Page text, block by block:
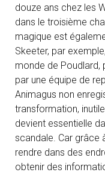
douze ans chez les
dans le troisième
magique est
Skeeter, par
monde de Poudlard,
par une équipe de
Animagus non
transformation,
devient essentielle
scandale. Car grâce
rendre dans des
obtenir des